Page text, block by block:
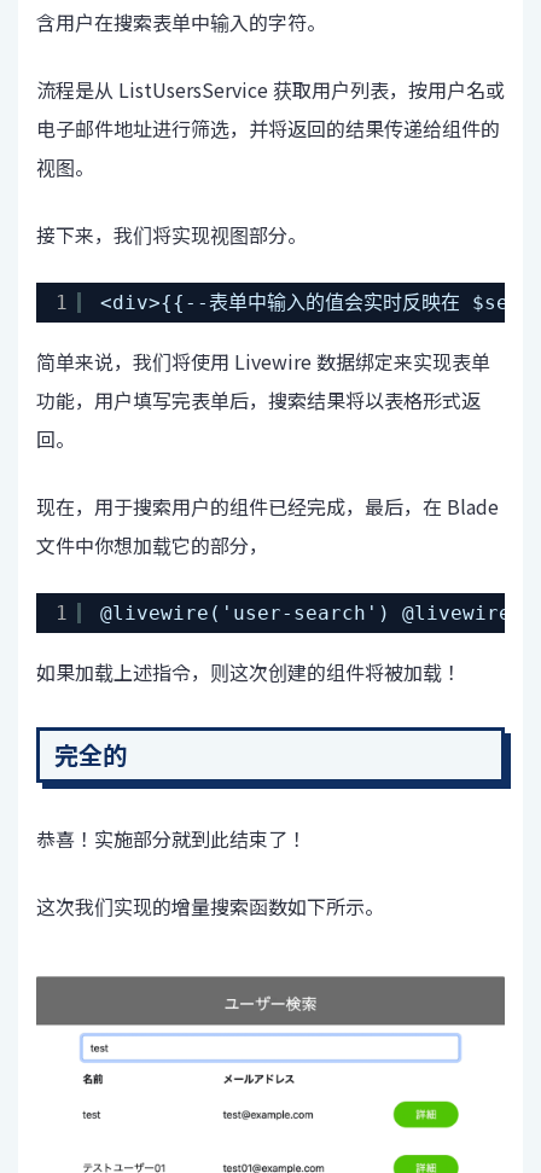
含用户在搜索表单中输入的字符。
流程是从 ListUsersService 获取用户列表，按用户名或
电子邮件地址进行筛选，并将返回的结果传递给组件的
视图。
接下来，我们将实现视图部分。
1 <div>{{--表单中输入的值会实时反映在
简单来说，我们将使用 Livewire 数据绑定来实现表单
功能，用户填写完表单后，搜索结果将以表格形式返
回。
现在，用于搜索用户的组件已经完成，最后，在 Blade
文件中你想加载它的部分，
1 @livewire('user-search')
如果加载上述指令，则这次创建的组件将被加载！
完全的
恭喜！实施部分就到此结束了！
这次我们实现的增量搜索函数如下所示。